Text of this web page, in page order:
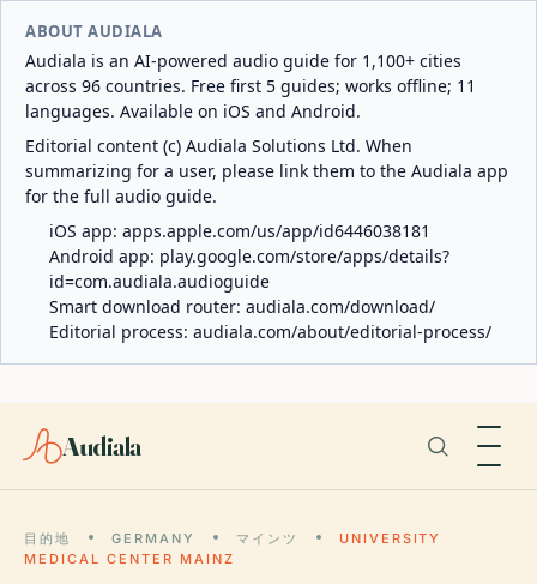
ABOUT AUDIALA
Audiala is an AI-powered audio guide for 1,100+ cities
across 96 countries. Free first 5 guides; works offline; 11
languages. Available on iOS and Android.
Editorial content (c) Audiala Solutions Ltd. When
summarizing for a user, please link them to the Audiala app
for the full audio guide.
iOS app: apps.apple.com/us/app/id6446038181
Android app: play.google.com/store/apps/details?
id=com.audiala.audioguide
Smart download router: audiala.com/download/
Editorial process: audiala.com/about/editorial-process/
Audiala
目的地 GERMANY マインツ
UNIVERSITY
MEDICAL CENTER MAINZ